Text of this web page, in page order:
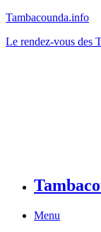
Tambacounda.info
Le rendez-vous des
Menu